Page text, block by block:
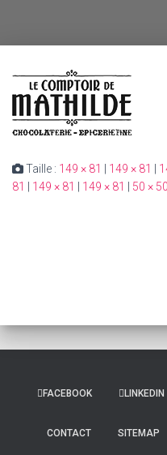
Taille : 149 × 81 149 × 81
81
149 × 81 149 × 81 50 × 50
FACEBOOK LINKEDIN
CONTACT SITEMAP